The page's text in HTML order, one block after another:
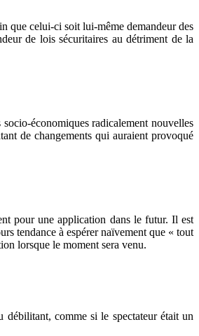
que celui-ci soit lui-même demandeur des
de lois sécuritaires au détriment de la
économiques radicalement nouvelles
de changements qui auraient provoqué
pour une application dans le futur. Il est
tendance à espérer naïvement que « tout
lorsque le moment sera venu.
débilitant, comme si le spectateur était un